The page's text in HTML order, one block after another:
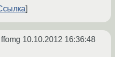
10.10.2012 16:36:48